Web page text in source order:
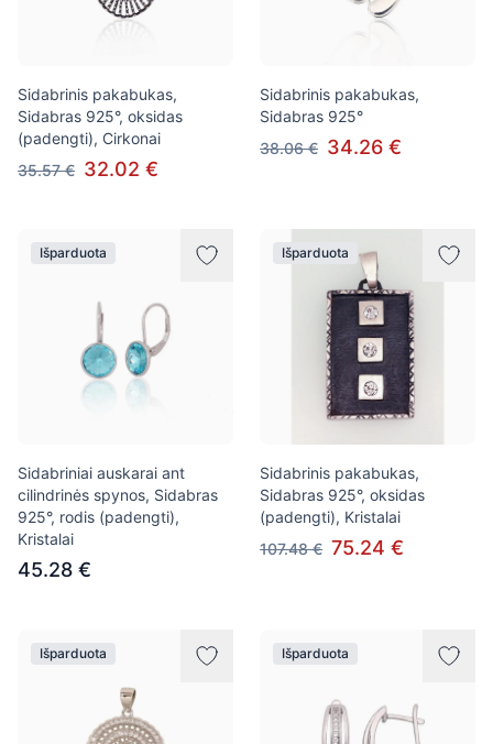
Sidabrinis pakabukas,
Sidabras 925°, oksidas
(padengti), Cirkonai
35.57 € 32.02 €
Sidabrinis pakabukas,
Sidabras 925°
38.06 € 34.26 €
Išparduota
Sidabriniai auskarai ant
cilindrinės spynos, Sidabras
925°, rodis (padengti),
Kristalai
45.28 €
Išparduota
Sidabrinis pakabukas,
Sidabras 925°, oksidas
(padengti), Kristalai
107.48 € 75.24 €
Išparduota Išparduota